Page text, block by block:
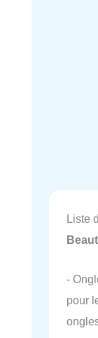
Liste
-
pour